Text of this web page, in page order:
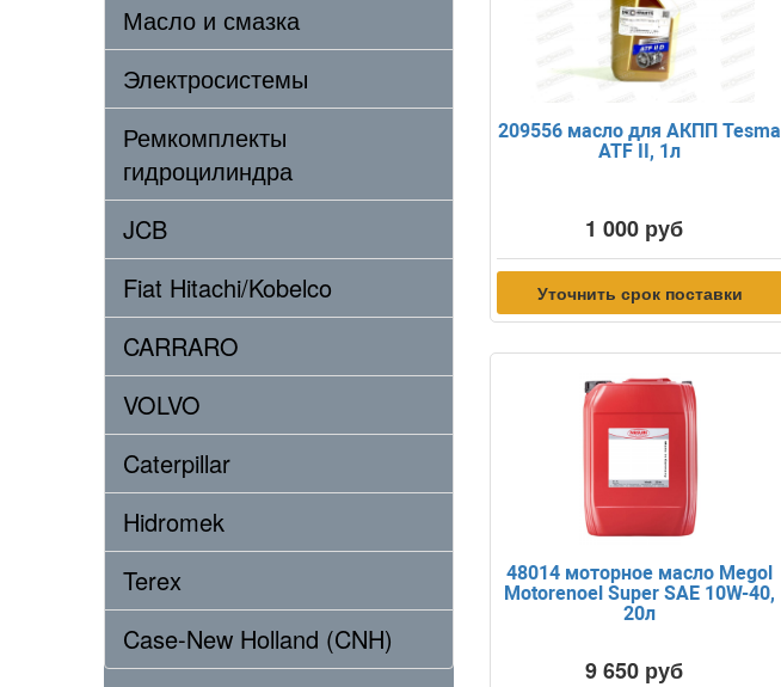
Масло и смазка
Электросистемы
Ремкомплекты
гидроцилиндра
JCB
Fiat Hitachi/Kobelco
CARRARO
VOLVO
Caterpillar
Hidromek
Terex
Case-New Holland (CNH)
209556 масло для АКПП Tesma
ATF II, 1л
1 000 руб
Уточнить срок поставки
48014 моторное масло Megol
Motorenoel Super SAE 10W-40,
20л
9 650 руб